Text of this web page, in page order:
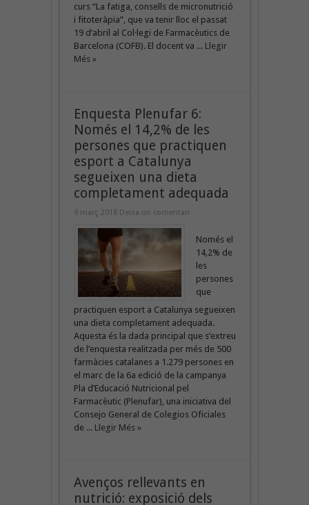
curs “La fatiga, consells de micronutrició
i fitoteràpia”, que va tenir lloc el passat
19 d’abril al Col·legi de Farmacèutics de
Barcelona (COFB). El docent va ... Llegir
Més »
Enquesta Plenufar 6:
Només el 14,2% de les
persones que practiquen
esport a Catalunya
segueixen una dieta
completament adequada
9 març 2018 Deixa un comentari
Només el
14,2% de
les
persones
que
practiquen esport a Catalunya segueixen
una dieta completament adequada.
Aquesta és la dada principal que s’extreu
de l’enquesta realitzada per més de 500
farmàcies catalanes a 1.279 persones en
el marc de la 6a edició de la campanya
Pla d’Educació Nutricional pel
Farmacèutic (Plenufar), una iniciativa del
Consejo General de Colegios Oficiales
de ... Llegir Més »
Avenços rellevants en
nutrició: exposició dels